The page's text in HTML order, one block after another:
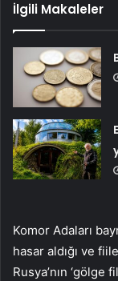
İlgili Makaleler
Komor Adaları
hasar aldığı ve
Rusya’nın